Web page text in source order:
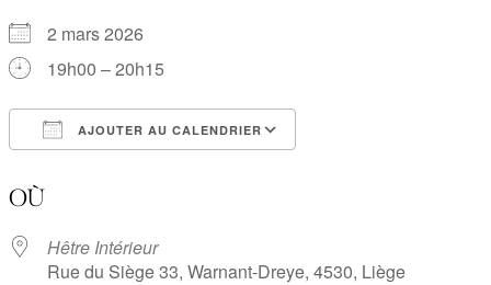
2 mars 2026
19h00 – 20h15
AJOUTER AU CALENDRIER
OÙ
Hêtre Intérieur
Rue du Siège 33, Warnant-Dreye, 4530, Liège